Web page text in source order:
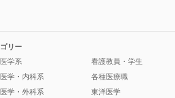
リー
学系
学・内科系
学・外科系
看護教員・学生
各種医療職
東洋医学